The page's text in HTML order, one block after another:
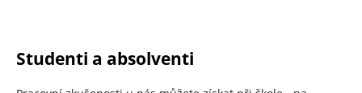
Studenti a absolventi